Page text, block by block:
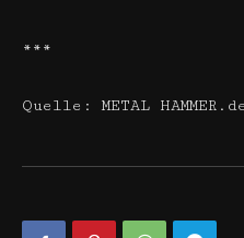
***
Quelle: METAL HAMMER.de